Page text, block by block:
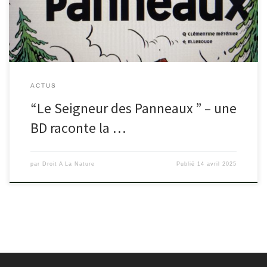
Méténier et M.LeRougeEn Chartreuse, un marquis s’érige en
gardien de ses terres, fort […]
ACTUS
“Le Seigneur des Panneaux ” – une
BD raconte la …
par Droit A La Nature Publié 14 avril 2025